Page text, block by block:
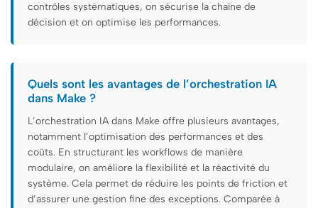
contrôles systématiques, on sécurise la chaîne de
décision et on optimise les performances.
Quels sont les avantages de l’orchestration IA
dans Make ?
L’orchestration IA dans Make offre plusieurs avantages,
notamment l’optimisation des performances et des
coûts. En structurant les workflows de manière
modulaire, on améliore la flexibilité et la réactivité du
système. Cela permet de réduire les points de friction et
d’assurer une gestion fine des exceptions. Comparée à